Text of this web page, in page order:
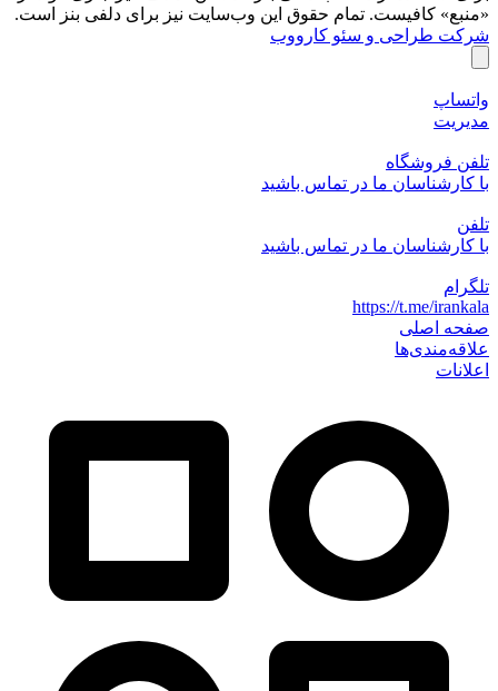
«منبع» کافیست. تمام حقوق اين وب‌سايت نیز برای دلفی بنز است.
شرکت طراحی و سئو کارووب
واتساپ
مدیریت
تلفن فروشگاه
با کارشناسان ما در تماس باشید
تلفن
با کارشناسان ما در تماس باشید
تلگرام
https://t.me/irankala
صفحه اصلی
علاقه‌مندی‌ها
اعلانات